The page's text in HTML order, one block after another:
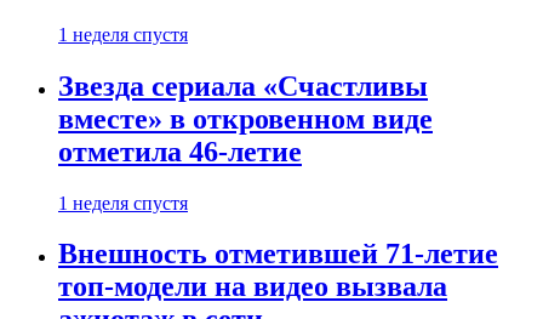
1 неделя спустя
Звезда сериала «Счастливы
вместе» в откровенном виде
отметила 46-летие
1 неделя спустя
Внешность отметившей 71-летие
топ-модели на видео вызвала